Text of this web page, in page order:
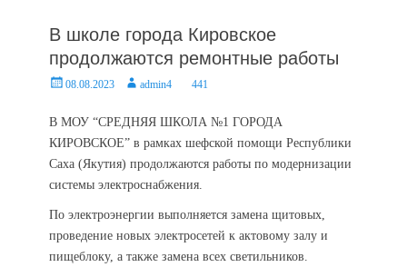
В школе города Кировское
продолжаются ремонтные работы
Posted08.08.2023 Authoradmin4 441
В МОУ “СРЕДНЯЯ ШКОЛА №1 ГОРОДА
КИРОВСКОЕ” в рамках шефской помощи Республики
Саха (Якутия) продолжаются работы по модернизации
системы электроснабжения.
По электроэнергии выполняется замена щитовых,
проведение новых электросетей к актовому залу и
пищеблоку, а также замена всех светильников.